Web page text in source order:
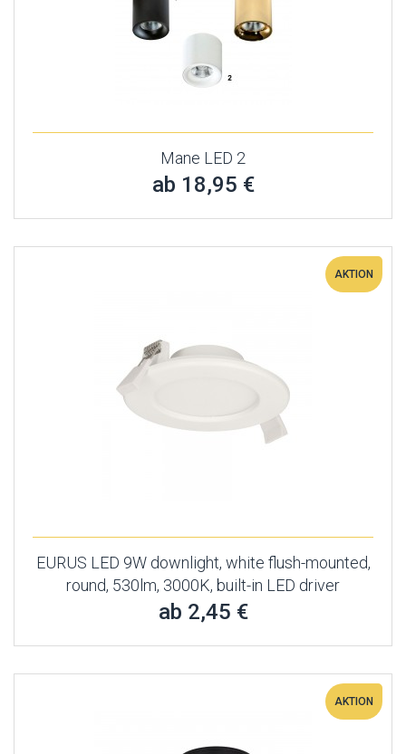
Mane LED 2
ab 18,95 €
AKTION
EURUS LED 9W downlight, white flush-mounted,
round, 530lm, 3000K, built-in LED driver
ab 2,45 €
AKTION